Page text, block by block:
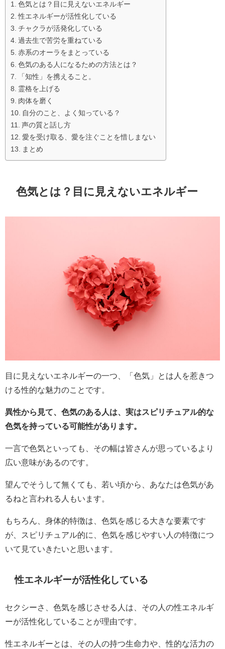
色気とは？目に見えないエネルギー
性エネルギーが活性化している
チャクラが活発化している
過去生で苦労を重ねている
赤系のオーラをまとっている
色気のある人になるための方法とは？
「知性」を携えること。
霊格を上げる
肉体を磨く
自分のこと、よく知っている？
声の質と話し方
愛を受け取る、愛を注ぐことを惜しまない
まとめ
色気とは？目に見えないエネルギー
目に見えないエネルギーの一つ、「色気」とは人を惹きつ
ける性的な魅力のことです。
異性から見て、色気のある人は、実はスピリチュアル的な
色気を持っている可能性があります。
一言で色気といっても、その幅は皆さんが思っているより
広い意味があるのです。
望んでそうして無くても、若い頃から、あなたは色気があ
るねと言われる人もいます。
もちろん、身体的特徴は、色気を感じる大きな要素です
が、スピリチュアル的に、色気を感じやすい人の特徴につ
いて見ていきたいと思います。
性エネルギーが活性化している
セクシーさ、色気を感じさせる人は、その人の性エネルギ
ーが活性化していることが理由です。
性エネルギーとは、その人の持つ生命力や、性的な活力の